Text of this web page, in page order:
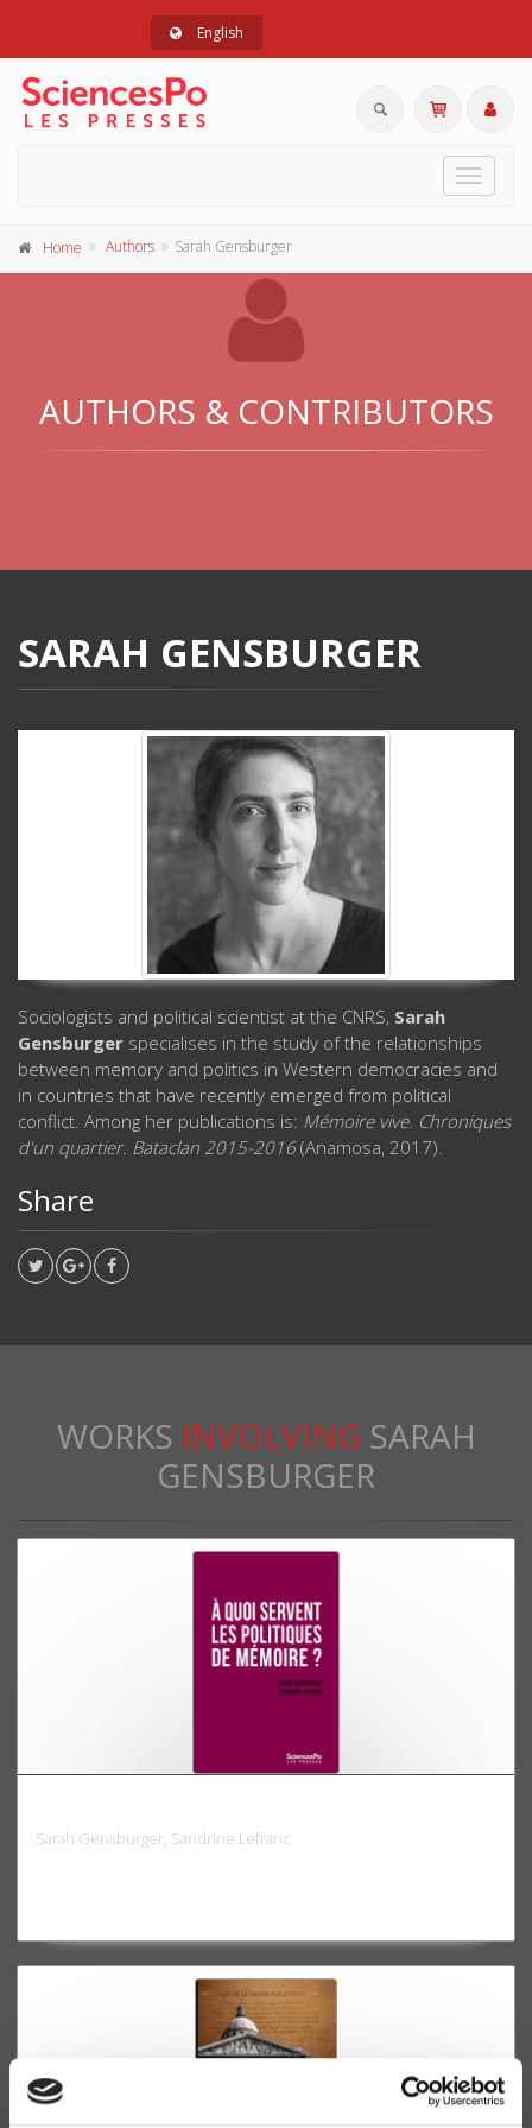
English
Toggle
Home Authors Sarah Gensburger
AUTHORS & CONTRIBUTORS
SARAH GENSBURGER
Sociologists and political scientist at the CNRS, Sarah
Gensburger specialises in the study of the relationships
between memory and politics in Western democracies and
in countries that have recently emerged from political
conflict. Among her publications is: Mémoire vive. Chroniques
d'un quartier. Bataclan 2015-2016(Anamosa, 2017).
Share
WORKS INVOLVING SARAH
GENSBURGER
Sarah Gensburger, Sandrine Lefranc